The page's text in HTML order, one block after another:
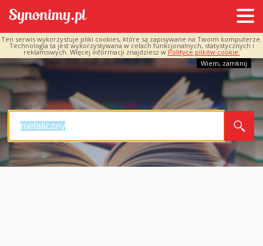
Ten serwis wykorzystuje pliki cookies, które są zapisywane na Twoim komputerze.
Technologia ta jest wykorzystywana w celach funkcjonalnych, statystycznych i
reklamowych. Więcej informacji znajdziesz w Polityce plików cookie.
Wiem, zamknij